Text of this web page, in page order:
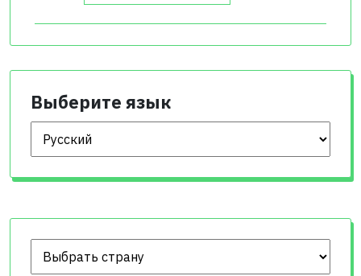
Выберите язык
Выберите язык